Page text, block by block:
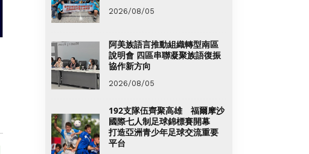
2026/08/05
阿美族語言推動組織轉型南區
說明會 四區串聯凝聚族語復振
協作新方向
2026/08/05
192支隊伍齊聚高雄 福爾摩沙
國際七人制足球錦標賽開幕
打造亞洲青少年足球交流重要
平台